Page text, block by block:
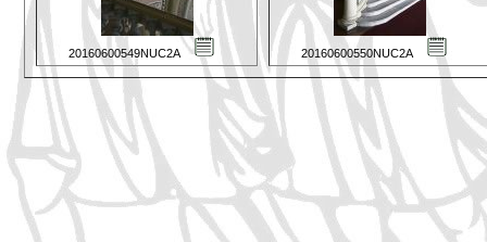
20160600549NUC2A 20160600550NUC2A